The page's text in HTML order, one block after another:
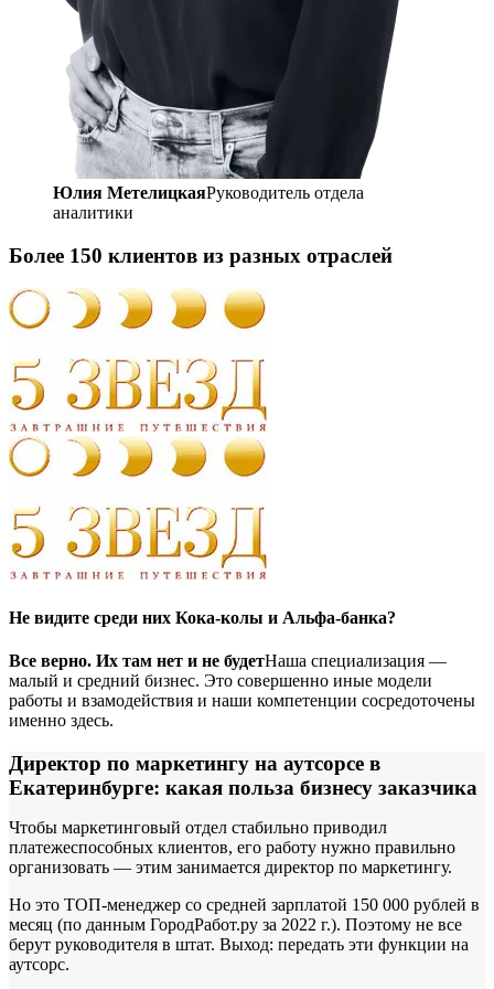
Юлия МетелицкаяРуководитель отдела
аналитики
Более 150 клиентов из разных отраслей
Не видите среди них Кока-колы и Альфа-банка?
Все верно. Их там нет и не будетНаша специализация —
малый и средний бизнес. Это совершенно иные модели
работы и взамодействия и наши компетенции сосредоточены
именно здесь.
Директор по маркетингу на аутсорсе в
Екатеринбурге: какая польза бизнесу заказчика
Чтобы маркетинговый отдел стабильно приводил
платежеспособных клиентов, его работу нужно правильно
организовать — этим занимается директор по маркетингу.
Но это ТОП-менеджер со средней зарплатой 150 000 рублей в
месяц (по данным ГородРабот.ру за 2022 г.). Поэтому не все
берут руководителя в штат. Выход: передать эти функции на
аутсорс.